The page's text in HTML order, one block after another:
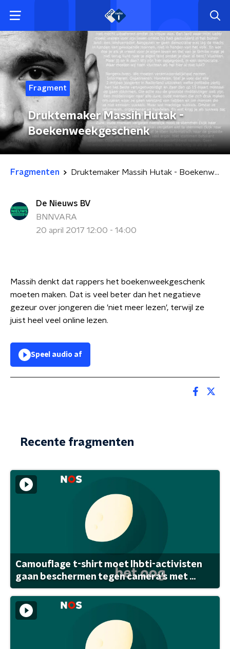
Fragment
Druktemaker Massih Hutak -
Boekenweekgeschenk
Fragmenten Druktemaker Massih Hutak - Boekenweekgeschenk
De Nieuws BV
BNNVARA
20 april 2017 12:00 - 14:00
Massih denkt dat rappers het boekenweekgeschenk
moeten maken. Dat is veel beter dan het negatieve
gezeur over jongeren die 'niet meer lezen', terwijl ze
juist heel veel online lezen.
Speel audio af
Recente fragmenten
Camouflage t-shirt moet lhbti-activisten
gaan beschermen tegen camera's met ...